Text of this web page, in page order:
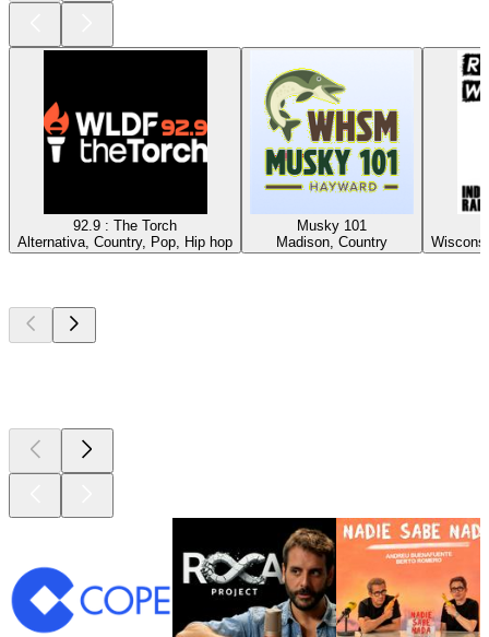
92.9 : The Torch
Alternativa, Country, Pop, Hip hop
Musky 101
Madison, Country